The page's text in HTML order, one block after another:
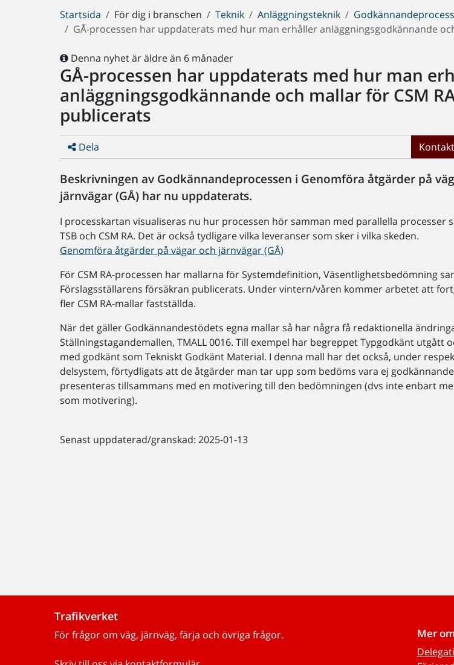
Du
är
Startsida För dig i branschen Teknik Anläggningsteknik
GÅ-processen har uppdaterats med hur man erhåller anläggningsgodkännande
Denna nyhet är äldre än 6 månader
GÅ-processen har uppdaterats med hur man
anläggningsgodkännande och mallar för CSM
publicerats
Dela
Beskrivningen av Godkännandeprocessen i Genomföra åtgärder på
järnvägar (GÅ) har nu uppdaterats.
I processkartan visualiseras nu hur processen hör samman med parallella processer
TSB och CSM RA. Det är också tydligare vilka leveranser som sker i vilka skeden.
Genomföra åtgärder på vägar och järnvägar (GÅ)
För CSM RA-processen har mallarna för Systemdefinition, Väsentlighetsbedömning
Förslagsställarens försäkran publicerats. Under vintern/våren kommer arbetet att
fler CSM RA-mallar fastställda.
När det gäller Godkännandestödets egna mallar så har några få redaktionella
Ställningstagandemallen, TMALL 0016. Till exempel har begreppet Typgodkänt utgått
med godkänt som Tekniskt Godkänt Material. I denna mall har det också, under
delsystem, förtydligats att de åtgärder man tar upp som bedöms vara ej
presenteras tillsammans med en motivering till den bedömningen (dvs inte enbart
som motivering).
Senast uppdaterad/granskad: 2025-01-13
Trafikverket
För frågor om väg, järnväg, färja och övriga frågor. Mer om